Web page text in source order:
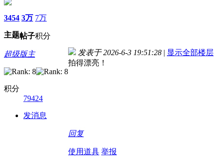
3454
主题
3万
帖子
7万
积分
超级版主
积分
79424
发消息
发表于 2026-6-3 19:51:28 | 显示全部楼层
拍得漂亮！
回复
使用道具 举报